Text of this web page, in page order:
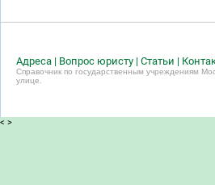
Адреса | Вопрос юристу | Статьи |
Справочник по государственным учреждениям
улице.
< >